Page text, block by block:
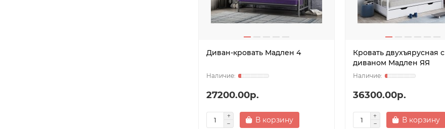
Диван-кровать Мадлен 4
27200.00р.
В корзину
Кровать двухъярусная с
диваном Мадлен ЯЯ
36300.00р.
В корзину